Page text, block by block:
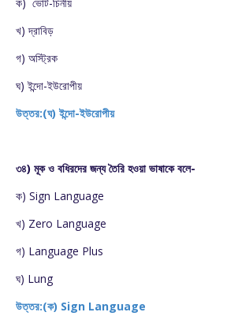
খ) দ্রাবিড়
গ) অস্ট্রিক
ঘ) ইন্দো-ইউরোপীয়
উত্তর:(ঘ) ইন্দো-ইউরোপীয়
৩৪) মূক ও বধিরদের জন্য তৈরি হওয়া ভাষাকে বলে-
ক) Sign Language
খ) Zero Language
গ) Language Plus
ঘ) Lung
উত্তর:(ক) Sign Language